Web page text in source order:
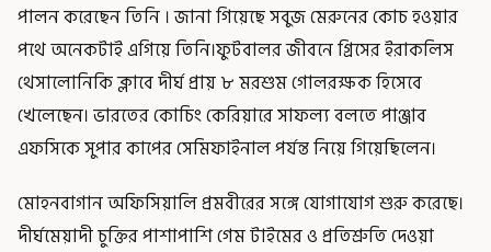
পালন করেছেন তিনি । জানা গিয়েছে সবুজ মেরুনের কোচ হওয়ার
পথে অনেকটাই এগিয়ে তিনি।ফুটবালর জীবনে গ্রিসের ইরাকলিস
থেসালোনিকি ক্লাবে দীর্ঘ প্রায় ৮ মরশুম গোলরক্ষক হিসেবে
খেলেছেন। ভারতের কোচিং কেরিয়ারে সাফল্য বলতে পাঞ্জাব
এফসিকে সুপার কাপের সেমিফাইনাল পর্যন্ত নিয়ে গিয়েছিলেন।
মোহনবাগান অফিসিয়ালি প্রমবীরের সঙ্গে যোগাযোগ শুরু করেছে।
দীর্ঘমেয়াদী চুক্তির পাশাপাশি গেম টাইমের ও প্রতিশ্রুতি দেওয়া